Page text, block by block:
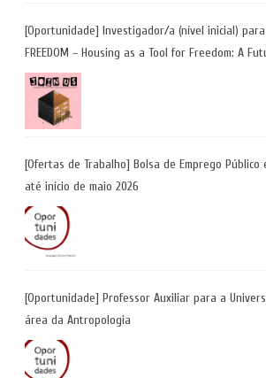
[Oportunidade] Investigador/a (nível inicial) para
FREEDOM – Housing as a Tool for Freedom: A
Incarceration” | até 8 de maio
[Ofertas de Trabalho] Bolsa de Emprego Público
até início de maio 2026
[Oportunidade] Professor Auxiliar para a
área da Antropologia